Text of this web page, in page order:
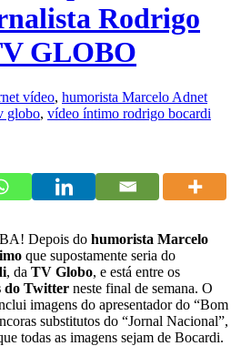
Rodrigo
GLOBO
vídeo, humorista Marcelo Adnet
globo, vídeo íntimo rodrigo bocardi
Depois do humorista Marcelo
que supostamente seria do
, da TV Globo, e está entre os
do Twitter neste final de semana. O
imagens do apresentador do “Bom
substitutos do “Jornal Nacional”,
todas as imagens sejam de Bocardi.